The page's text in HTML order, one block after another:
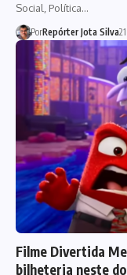
Social, Política…
PorRepórter Jota Silva
Filme Divertida
bilheteria neste